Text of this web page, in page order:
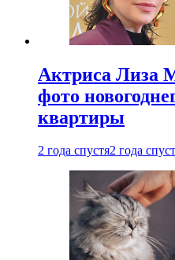
Актриса Лиза
фото
квартиры
2 года спустя2 года